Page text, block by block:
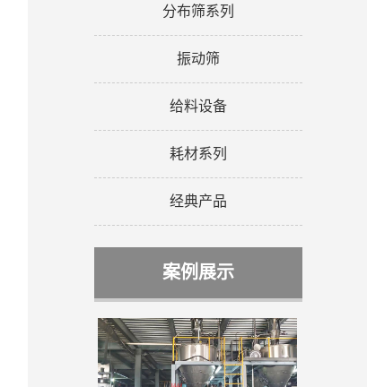
分布筛系列
振动筛
给料设备
耗材系列
经典产品
案例展示